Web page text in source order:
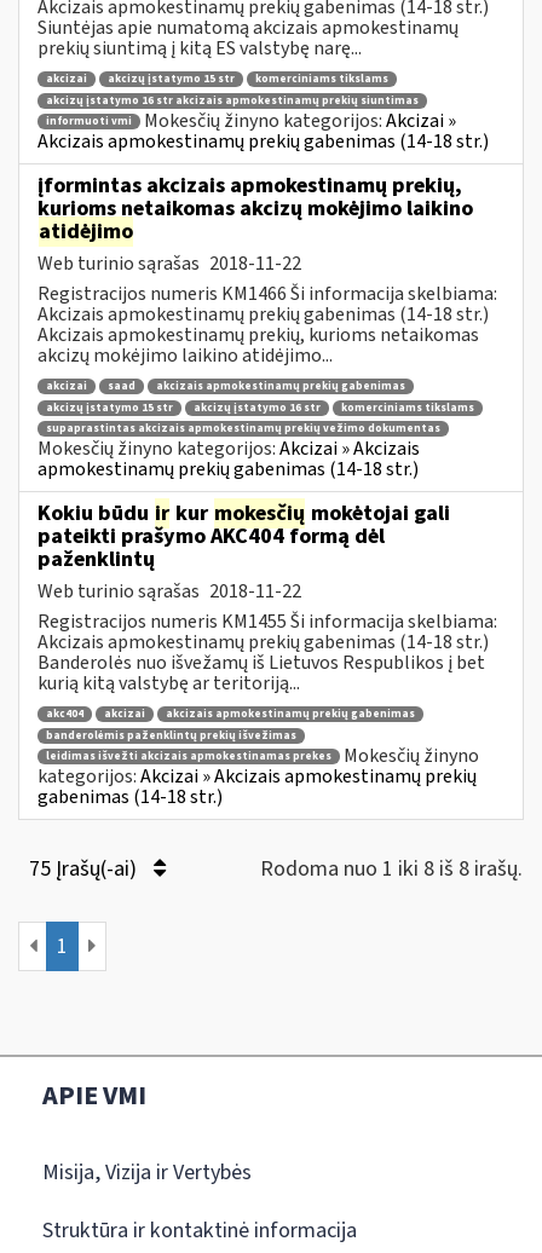
Akcizais apmokestinamų prekių gabenimas (14-18 str.)
Siuntėjas apie numatomą akcizais apmokestinamų
prekių siuntimą į kitą ES valstybę narę...
akcizai akcizų įstatymo 15 str
komerciniams tikslams
akcizų įstatymo 16 str akcizais apmokestinamų prekių siuntimas
informuoti vmi
Mokesčių žinyno kategorijos:Akcizai »
Akcizais apmokestinamų prekių gabenimas (14-18 str.)
įformintas akcizais apmokestinamų prekių,
kurioms netaikomas akcizų mokėjimo laikino
atidėjimo
Web turinio sąrašas 2018-11-22
Registracijos numeris KM1466 Ši informacija skelbiama:
Akcizais apmokestinamų prekių gabenimas (14-18 str.)
Akcizais apmokestinamų prekių, kurioms netaikomas
akcizų mokėjimo laikino atidėjimo...
akcizai saad
akcizais apmokestinamų prekių gabenimas
akcizų įstatymo 15 str
akcizų įstatymo 16 str
komerciniams tikslams
supaprastintas akcizais apmokestinamų prekių vežimo dokumentas
Mokesčių žinyno kategorijos:Akcizai » Akcizais
apmokestinamų prekių gabenimas (14-18 str.)
Kokiu būdu ir kur mokesčių mokėtojai gali
pateikti prašymo AKC404 formą dėl
paženklintų
Web turinio sąrašas 2018-11-22
Registracijos numeris KM1455 Ši informacija skelbiama:
Akcizais apmokestinamų prekių gabenimas (14-18 str.)
Banderolės nuo išvežamų iš Lietuvos Respublikos į bet
kurią kitą valstybę ar teritoriją...
akc404 akcizai
akcizais apmokestinamų prekių gabenimas
banderolėmis paženklintų prekių išvežimas
leidimas išvežti akcizais apmokestinamas prekes
Mokesčių žinyno
kategorijos:Akcizai » Akcizais apmokestinamų prekių
gabenimas (14-18 str.)
75 Įrašų(-ai) Rodoma nuo 1 iki 8 iš 8 irašų.
1
APIE VMI
Misija, Vizija ir Vertybės
Struktūra ir kontaktinė informacija